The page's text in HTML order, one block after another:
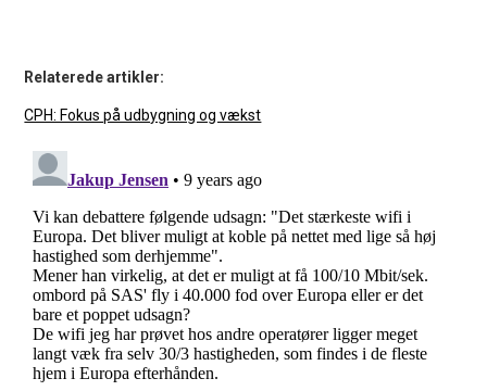
Relaterede artikler:
CPH: Fokus på udbygning og vækst